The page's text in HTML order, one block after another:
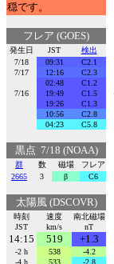
穏です。
フレア (GOES)
発生日 JST
検出
7/18
09:31
C2.1
7/17
12:16
C2.3
02:48
C1.2
7/16
19:49
C1.5
19:26
C1.3
10:56
C2.8
04:23
C5.8
黒点 7/18 (NOAA)
群 数 磁場
フレア
2665
3 β C6
太陽風 (DSCOVR)
時刻
JST
速度
km/s
南北磁場
nT
14:15 519 +1.3
-2 h 538
-4.2
-4 h
533
-2.8